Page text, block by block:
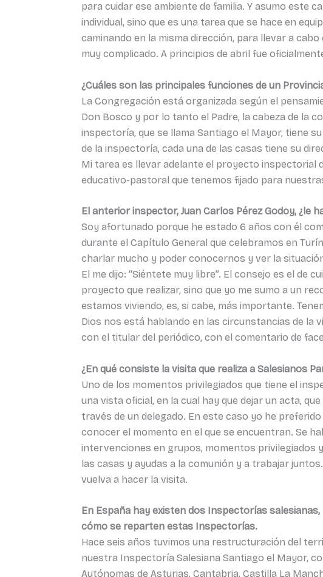
para cuidar ese ambiente de familia. Y asumo este
individual, sino que es una tarea que se hace en
caminando en la misma dirección, para llevar a
muy complicado. A principios de abril fue
¿Cuáles son las principales funciones de un
La Congregación está organizada según el
Don Bosco y por lo tanto el Padre, la cabeza de la
inspectoría, que se llama Santiago el Mayor, tiene
de la inspectoría, cada una de las casas tiene su
Mi tarea es llevar adelante el proyecto inspectorial
educativo-pastoral que tenemos fijado para
El anterior inspector, Juan Carlos Pérez Godoy, ¿le
Soy afortunado porque he estado 6 años con él
durante el Capítulo General que celebramos en
charlar mucho y poder conocernos y ver la
El me dijo: “Siéntete muy libre”. El consejo es el de
proyecto que realizar, sino que yo me sumo a un
estamos viviendo, es, si cabe, más importante.
Dios nos está hablando en las circunstancias de la
con el titular del periódico, con el comentario de
¿En qué consiste la visita que realiza a Salesianos
Uno de los momentos privilegiados que tiene el
una vista oficial, en la cual hay que dejar un acta,
través de un delegado. En este caso yo he
conocer el momento en el que se encuentran. Se
intervenciones en grupos, momentos privilegiados
las casas y ayudas a la comunión y a trabajar
vuelva a hacer la visita.
En España hay existen dos Inspectorías
cómo se reparten estas Inspectorías.
Hace seis años tuvimos una restructuración del
nuestra Inspectoría Salesiana Santiago el Mayor,
Autónomas de Asturias, Cantabria, Castilla La